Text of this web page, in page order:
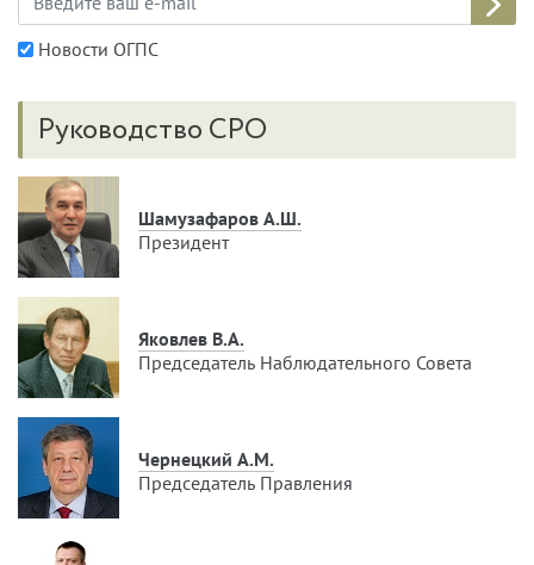
Новости ОГПС
Руководство СРО
Шамузафаров А.Ш.
Президент
Яковлев В.А.
Председатель Наблюдательного Совета
Чернецкий А.М.
Председатель Правления